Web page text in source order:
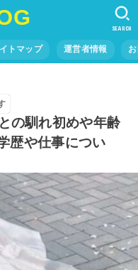
トマップ 運営者情報
SEARCH
の馴れ初めや年齢
歴や仕事につい